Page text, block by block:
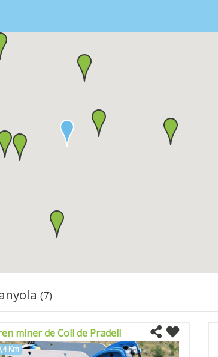
(7)
miner de Coll de Pradell
Km